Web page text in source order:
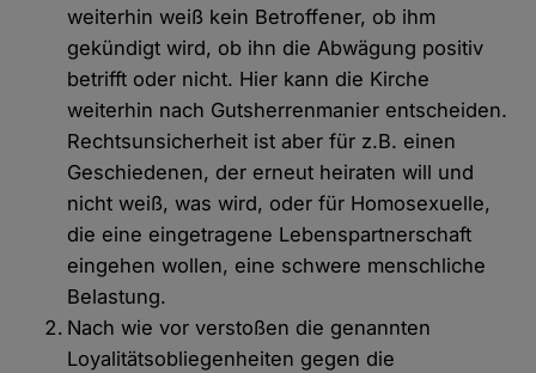
weiterhin weiß kein Betroffener, ob ihm
gekündigt wird, ob ihn die Abwägung positiv
betrifft oder nicht. Hier kann die Kirche
weiterhin nach Gutsherrenmanier entscheiden.
Rechtsunsicherheit ist aber für z.B. einen
Geschiedenen, der erneut heiraten will und
nicht weiß, was wird, oder für Homosexuelle,
die eine eingetragene Lebenspartnerschaft
eingehen wollen, eine schwere menschliche
Belastung.
Nach wie vor verstoßen die genannten
Loyalitätsobliegenheiten gegen die